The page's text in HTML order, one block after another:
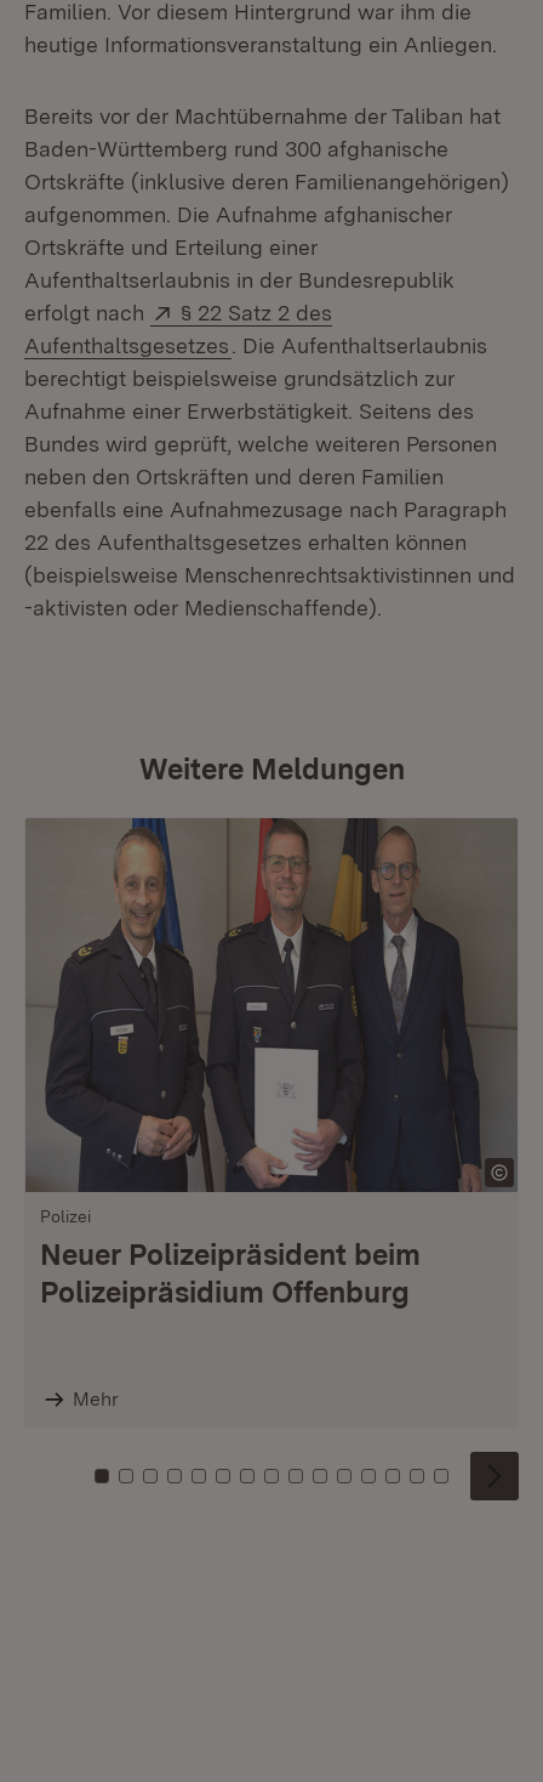
Familien. Vor diesem Hintergrund war ihm die
heutige Informationsveranstaltung ein Anliegen.
Bereits vor der Machtübernahme der Taliban hat
Baden-Württemberg rund 300 afghanische
Ortskräfte (inklusive deren Familienangehörigen)
aufgenommen. Die Aufnahme afghanischer
Ortskräfte und Erteilung einer
Aufenthaltserlaubnis in der Bundesrepublik
erfolgt nach
Extern:
§ 22 Satz 2 des
Aufenthaltsgesetzes (Öffnet in neuem Fenster)
. Die Aufenthaltserlaubnis
berechtigt beispielsweise grundsätzlich zur
Aufnahme einer Erwerbstätigkeit. Seitens des
Bundes wird geprüft, welche weiteren Personen
neben den Ortskräften und deren Familien
ebenfalls eine Aufnahmezusage nach Paragraph
22 des Aufenthaltsgesetzes erhalten können
(beispielsweise Menschenrechtsaktivistinnen und
-aktivisten oder Medienschaffende).
Weitere Meldungen
Polizei
Neuer Polizeipräsident beim
Polizeipräsidium Offenburg
Mehr
Zu Kachel: 0
Zu Kachel: 1
Zu Kachel: 2
Zu Kachel: 3
Zu Kachel: 4
Zu Kachel: 5
Zu Kachel: 6
Zu Kachel: 7
Zu Kachel: 8
Zu Kachel: 9
Zu Kachel: 10
Zu Kachel: 11
Zu Kachel: 12
Zu Kachel:
Zu